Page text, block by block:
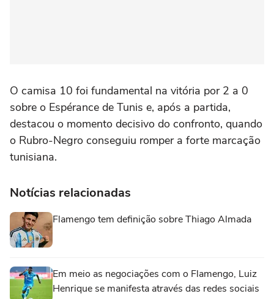
O camisa 10 foi fundamental na vitória por 2 a 0
sobre o Espérance de Tunis e, após a partida,
destacou o momento decisivo do confronto, quando
o Rubro-Negro conseguiu romper a forte marcação
tunisiana.
Notícias relacionadas
Flamengo tem definição sobre Thiago Almada
Em meio as negociações com o Flamengo, Luiz
Henrique se manifesta através das redes sociais